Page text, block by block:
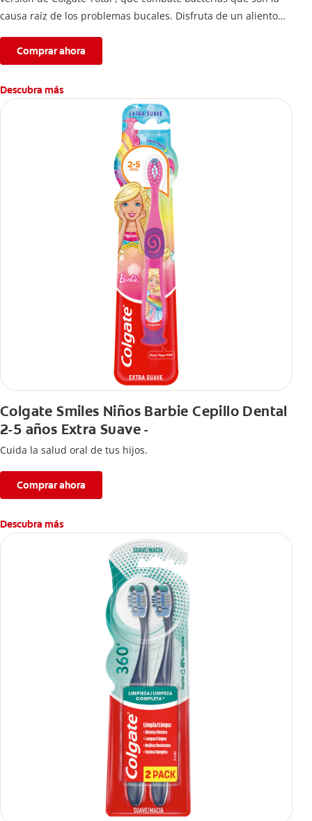
causa raíz de los problemas bucales. Disfruta de un aliento
fórmula con desempeño superior**** de la pasta de dientes
Colgate Total que te ofrece 24 horas** de protección
antibacterial.
****Vs crema dental regular con flúor sin ingrediente
**Con el cepillado 2 veces por día y uso continuo por 4
Comprar ahora
Descubra más
Colgate Smiles Niños Barbie Cepillo Dental
2-5 años Extra Suave -
Cuida la salud oral de tus hijos.
Comprar ahora
Descubra más